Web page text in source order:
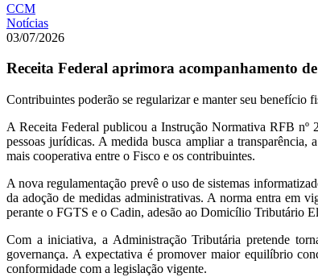
CCM
Notícias
03/07/2026
Receita Federal aprimora acompanhamento
Contribuintes poderão se regularizar e manter seu benefício
A Receita Federal publicou a Instrução Normativa RFB nº
pessoas jurídicas. A medida busca ampliar a
mais cooperativa entre o Fisco e os contribuintes.
A nova regulamentação prevê o uso de sistemas
da adoção de medidas administrativas. A norma entra em
perante o FGTS e o Cadin, adesão ao Domicílio Tributário
Com a iniciativa, a Administração Tributária pretende
governança. A expectativa é promover maior equilíbrio
conformidade com a legislação vigente.